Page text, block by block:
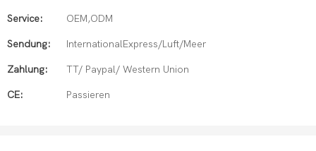
Service: OEM,ODM
Sendung: InternationalExpress/Luft/Meer
Zahlung: TT/ Paypal/ Western Union
CE: Passieren